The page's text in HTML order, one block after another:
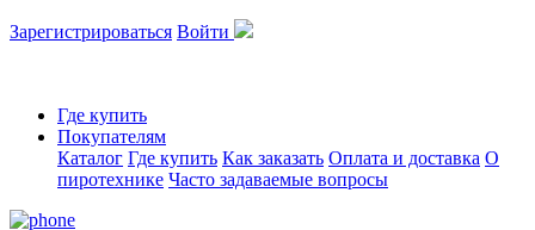
Зарегистрироваться Войти
Где купить
Покупателям
Каталог Где купить Как заказать Оплата и доставка О
пиротехнике Часто задаваемые вопросы